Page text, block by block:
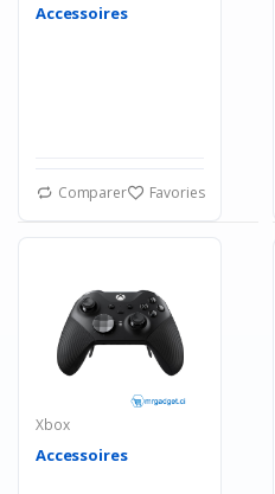
Accessoires
Comparer Favories
Xbox
Accessoires